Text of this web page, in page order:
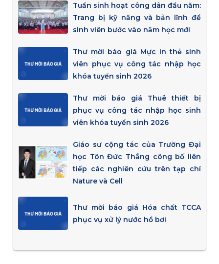
Tuần sinh hoạt công dân đầu năm:
Trang bị kỹ năng và bản lĩnh để
sinh viên bước vào năm học mới
Thư mời báo giá Mực in thẻ sinh
viên phục vụ công tác nhập học
khóa tuyển sinh 2026
Thư mời báo giá Thuê thiết bị
phục vụ công tác nhập học sinh
viên khóa tuyển sinh 2026
Giáo sư cộng tác của Trường Đại
học Tôn Đức Thắng công bố liên
tiếp các nghiên cứu trên tạp chí
Nature và Cell
Thư mời báo giá Hóa chất TCCA
phục vụ xử lý nước hồ bơi